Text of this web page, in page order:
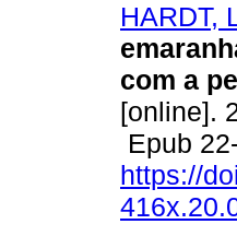
HARDT,
com a
[online].
Epub
https://